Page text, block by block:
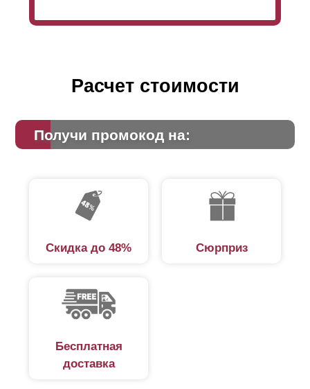
расхода материалов (в частности, стали) при его
Расчет стоимости
Получи промокод на:
Скидка до 48% Сюрприз
Бесплатная
доставка